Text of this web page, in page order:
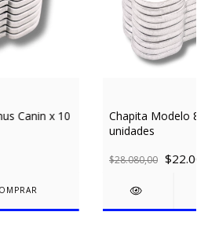
Canin x 10
Chapita Modelo 8
unidades
$28.080,00